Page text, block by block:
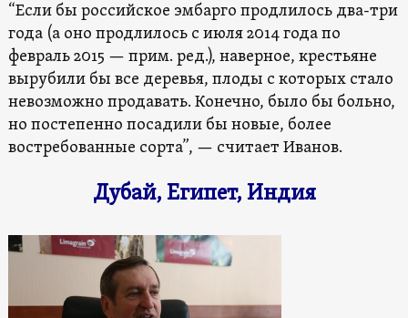
“Если бы российское эмбарго продлилось два-три
года (а оно продлилось с июля 2014 года по
февраль 2015 — прим. ред.), наверное, крестьяне
вырубили бы все деревья, плоды с которых стало
невозможно продавать. Конечно, было бы больно,
но постепенно посадили бы новые, более
востребованные сорта”, — считает Иванов.
Дубай, Египет, Индия